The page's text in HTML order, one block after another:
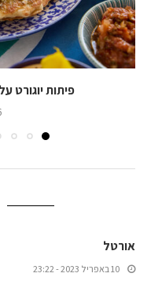
פיתות יוגורט
אורטל
10 באפריל 2023 - 23:22